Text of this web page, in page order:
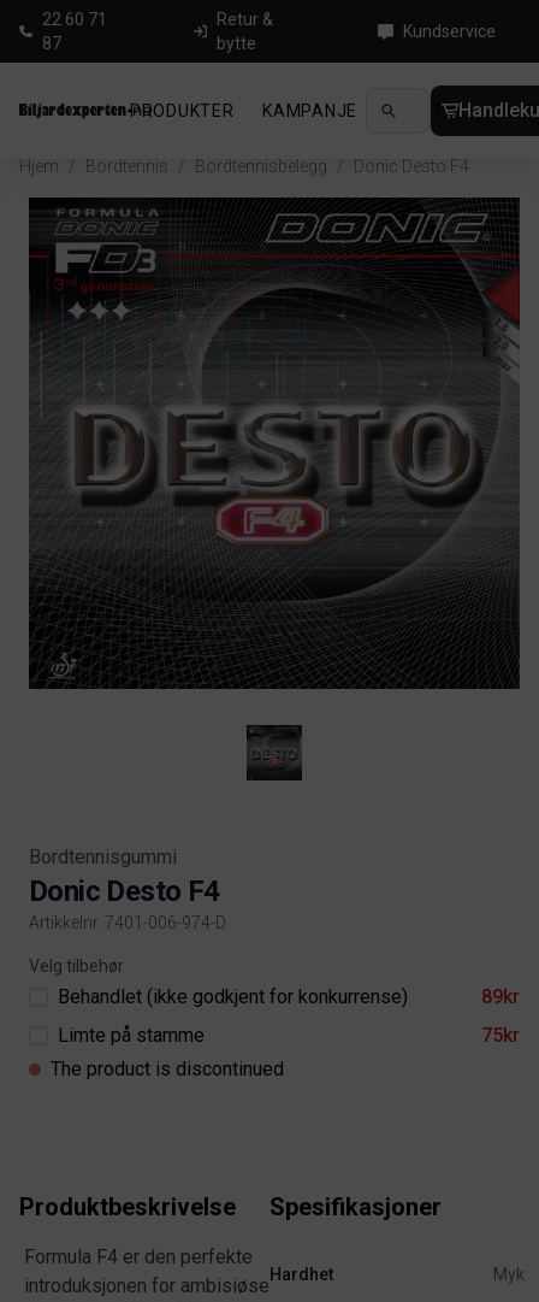
22 60 71
87
Retur &
bytte
Kundservice
PRODUKTER KAMPANJE NYHETER
Hjem / Bordtennis / Bordtennisbelegg / Donic Desto F4
Bordtennisgummi
Donic Desto F4
Artikkelnr. 7401-006-974-D
Product information
Velg tilbehør
Behandlet (ikke godkjent for konkurrense)
89kr
Limte på stamme
75kr
The product is discontinued
Produktbeskrivelse
Formula F4 er den perfekte
introduksjonen for ambisiøse
Spesifikasjoner
Hardhet Myk